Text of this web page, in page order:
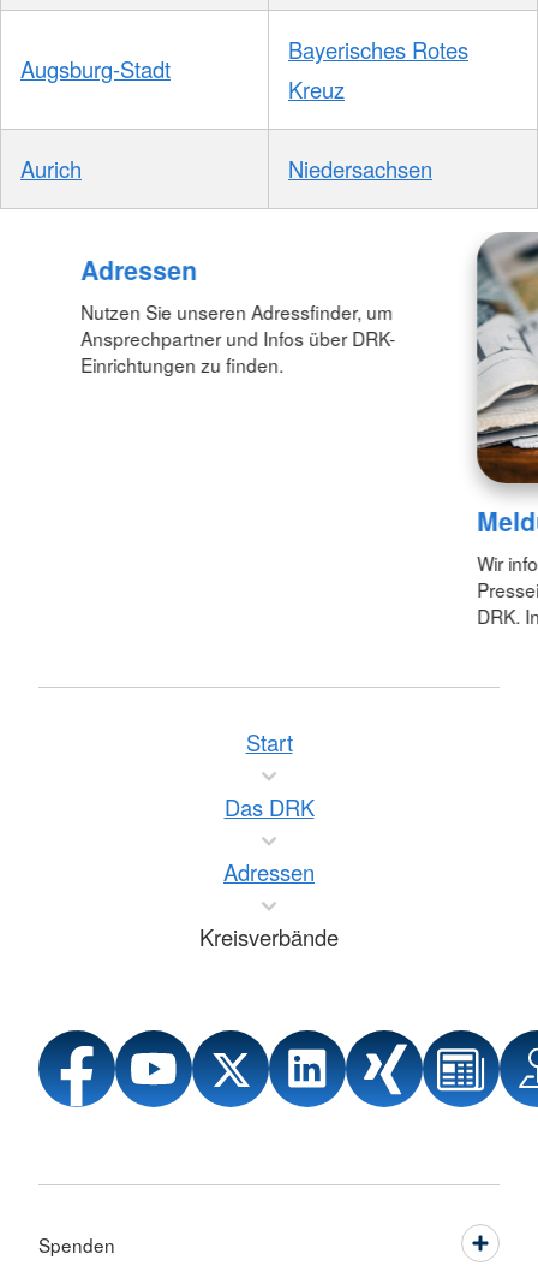
Augsburg-Stadt
Bayerisches Rotes
Kreuz
Aurich Niedersachsen
Adressen
Nutzen Sie unseren Adressfinder, um
Ansprechpartner und Infos über DRK-
Einrichtungen zu finden.
Wir
DRK.
Start
Das DRK
Adressen
Kreisverbände
Spenden